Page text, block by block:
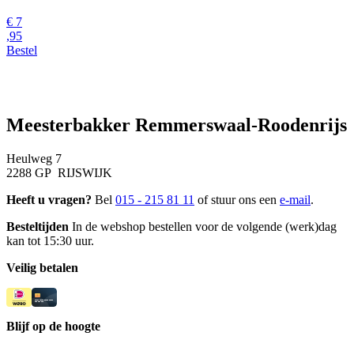
€ 7
,95
Bestel
Meesterbakker Remmerswaal-Roodenrijs
Heulweg 7
2288 GP RIJSWIJK
Heeft u vragen? Bel 015 - 215 81 11 of stuur ons een e-mail.
Besteltijden In de webshop bestellen voor de volgende (werk)dag
kan tot 15:30 uur.
Veilig betalen
Blijf op de hoogte